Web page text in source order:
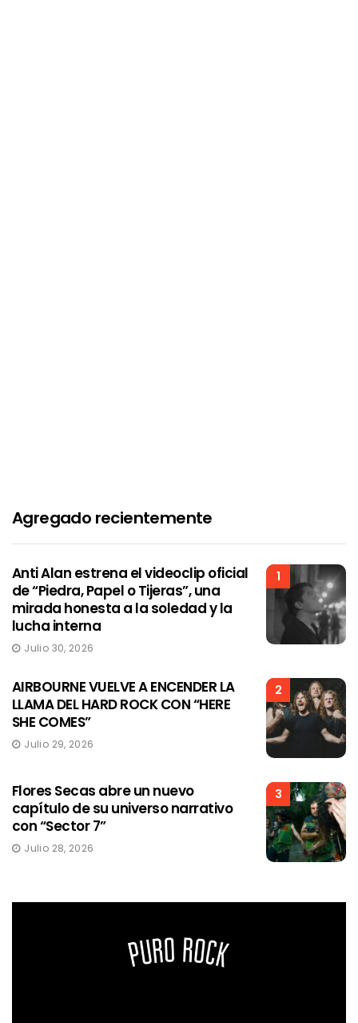
Agregado recientemente
1
Anti Alan estrena el videoclip oficial
de “Piedra, Papel o Tijeras”, una
mirada honesta a la soledad y la
lucha interna
Julio 30, 2026
2
AIRBOURNE VUELVE A ENCENDER LA
LLAMA DEL HARD ROCK CON “HERE
SHE COMES”
Julio 29, 2026
3
Flores Secas abre un nuevo
capítulo de su universo narrativo
con “Sector 7”
Julio 28, 2026